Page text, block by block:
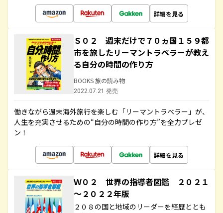
詳細を見る
Ｓ０２ 週末だけで７０ヵ国１５９都
市を旅したリーマントラベラーが教え
る自分の時間の作り方
BOOKS 旅の読み物
2022.07.21 発売
働きながら週末海外旅行を楽しむ「リーマントラベラー」が、
人生を充実させるための“自分の時間の作り方”を全力プレゼ
ン！
詳細を見る
Ｗ０２ 世界の指導者図鑑 ２０２１
～２０２２年版
２０８の国と地域のリーダーを経歴ととも